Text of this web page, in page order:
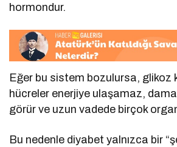
hormondur.
Eğer bu sistem bozulursa, glikoz
hücreler enerjiye ulaşamaz,
görür ve uzun vadede birçok
Bu nedenle diyabet yalnızca bir